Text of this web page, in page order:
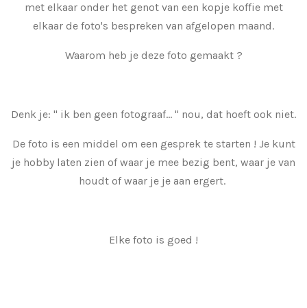
met elkaar onder het genot van een kopje koffie met
elkaar de foto's bespreken van afgelopen maand.
Waarom heb je deze foto gemaakt ?
Denk je: " ik ben geen fotograaf... " nou, dat hoeft ook niet.
De foto is een middel om een gesprek te starten ! Je kunt
je hobby laten zien of waar je mee bezig bent, waar je van
houdt of waar je je aan ergert.
Elke foto is goed !